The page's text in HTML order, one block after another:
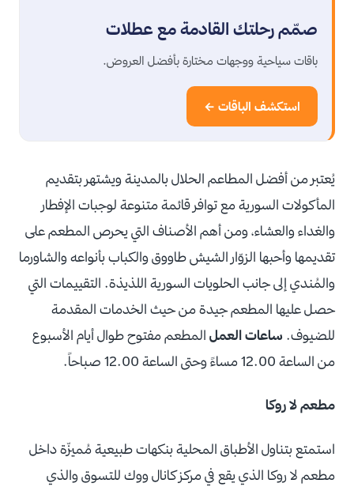
صمّم رحلتك القادمة مع عطلات
باقات سياحية ووجهات مختارة بأفضل العروض.
استكشف الباقات ←
يُعتبر من أفضل المطاعم الحلال بالمدينة ويشتهر بتقديم
المأكولات السورية مع توافر قائمة متنوعة لوجبات الإفطار
والغداء والعشاء، ومن أهم الأصناف التي يحرص المطعم على
تقديمها وأحبها الزوّار الشيش طاووق والكباب بأنواعه والشاورما
والمُندي إلى جانب الحلويات السورية اللذيذة. التقييمات التي
حصل عليها المطعم جيدة من حيث الخدمات المقدمة
للضيوف. ساعات العمل المطعم مفتوح طوال أيام الأسبوع
من الساعة 12.00 مساءً وحتى الساعة 12.00 صباحاً.
مطعم لا روكا
استمتع بتناول الأطباق المحلية بنكهات طبيعية مُميزّة داخل
مطعم لا روكا الذي يقع في مركز كانال ووك للتسوق والذي